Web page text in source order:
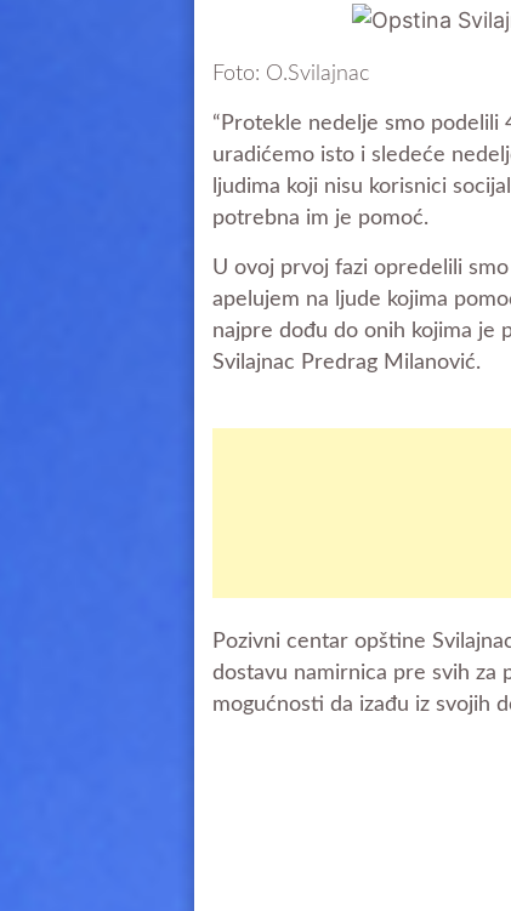
Foto: O.Svilajnac
“Protekle nedelje smo podelili
uradićemo isto i sledeće
ljudima koji nisu korisnici
potrebna im je pomoć.
U ovoj prvoj fazi opredelili
apelujem na ljude kojima
najpre dođu do onih kojima je
Svilajnac Predrag Milanović.
Pozivni centar opštine
dostavu namirnica pre svih za
mogućnosti da izađu iz svojih